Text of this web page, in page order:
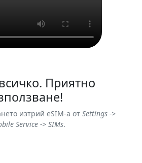
Приятно
изтрий eSIM-а от Settings ->
Service -> SIMs.